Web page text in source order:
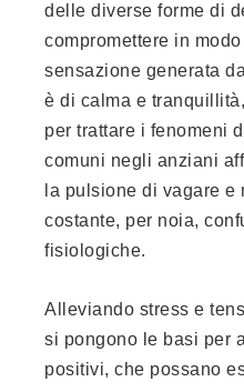
delle diverse forme di
compromettere in
sensazione generata
è di calma e
per trattare i fenomeni
comuni negli anziani
la pulsione di vagare e
costante, per noia,
fisiologiche.
Alleviando stress e
si pongono le basi per
positivi, che possano